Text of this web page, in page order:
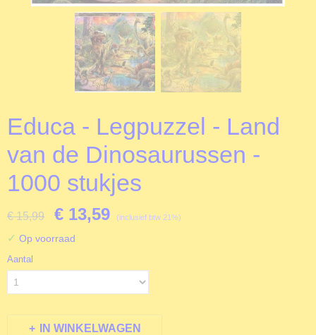
Educa - Legpuzzel - Land
van de Dinosaurussen -
1000 stukjes
€ 15,99 € 13,59 (inclusief btw 21%)
✓ Op voorraad
Aantal
IN WINKELWAGEN